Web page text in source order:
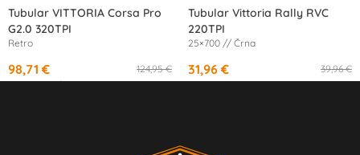
Tubular VITTORIA Corsa Pro
G2.0 320TPI
Retro
124,95 €
98,71 €
od18,24 €/mesec
Tubular Vittoria Rally RVC
220TPI
25×700 // Črna
39,96 €
31,96 €